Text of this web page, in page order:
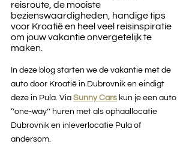
reisroute, de mooiste
bezienswaardigheden, handige tips
voor Kroatië en heel veel reisinspiratie
om jouw vakantie onvergetelijk te
maken.
In deze blog starten we de vakantie met de
auto door Kroatië in Dubrovnik en eindigt
deze in Pula. Via Sunny Cars kun je een auto
‘’one-way’’ huren met als ophaallocatie
Dubrovnik en inleverlocatie Pula of
andersom.